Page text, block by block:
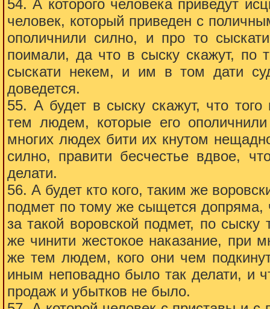
54. А которого человека приведут
человек, который приведен с
ополичнили силно, и про то
поимали, да что в сыску скажут, по
сыскати некем, и им в том дати
доведется.
55. А будет в сыску скажут, что
тем людем, которые его
многих людех бити их кнутом
силно, правити бесчестье вдвое,
делати.
56. А будет кто кого, таким же
подмет по тому же сыщется допряма,
за такой воровской подмет, по
же чинити жестокое наказание, при
же тем людем, кого они чем
иным неповадно было так делати, и
продаж и убытков не было.